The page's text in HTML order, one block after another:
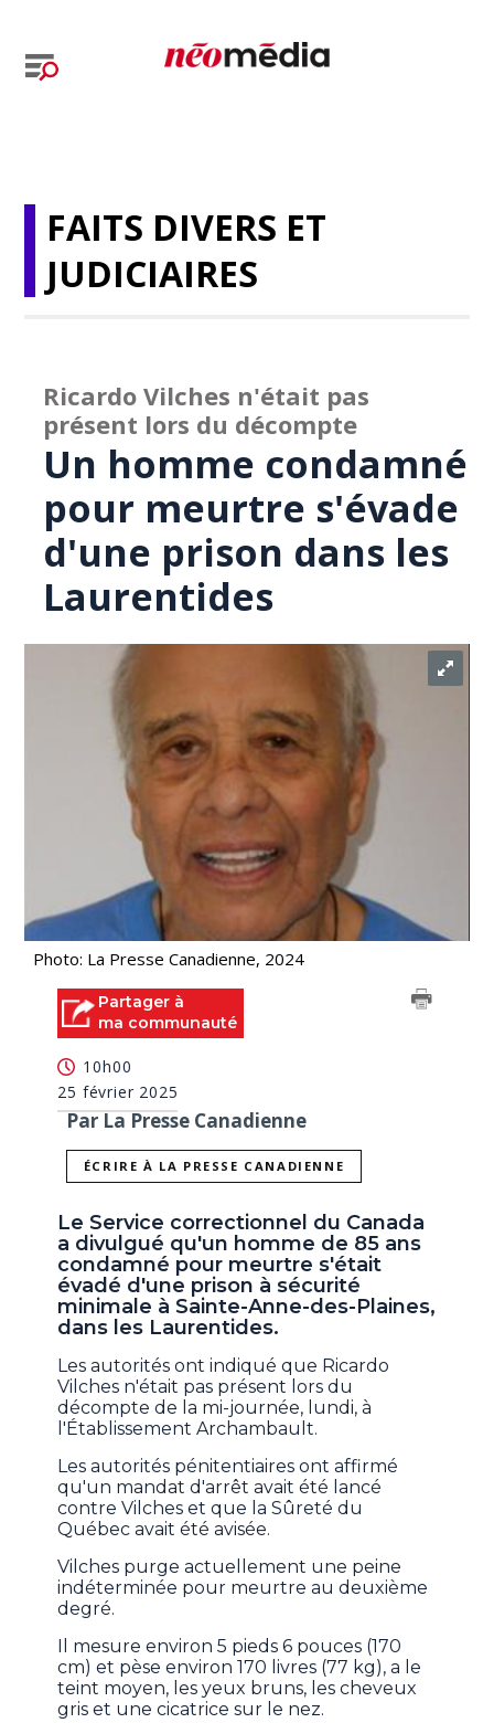
FAITS DIVERS ET
JUDICIAIRES
Ricardo Vilches n'était pas
présent lors du décompte
Un homme condamné
pour meurtre s'évade
d'une prison dans les
Laurentides
Photo: La Presse Canadienne, 2024
Partager à
ma communauté
10h00
25 février 2025
Par La Presse Canadienne
ÉCRIRE À LA PRESSE CANADIENNE
Le Service correctionnel du Canada
a divulgué qu'un homme de 85 ans
condamné pour meurtre s'était
évadé d'une prison à sécurité
minimale à Sainte-Anne-des-Plaines,
dans les Laurentides.
Les autorités ont indiqué que Ricardo
Vilches n'était pas présent lors du
décompte de la mi-journée, lundi, à
l'Établissement Archambault.
Les autorités pénitentiaires ont affirmé
qu'un mandat d'arrêt avait été lancé
contre Vilches et que la Sûreté du
Québec avait été avisée.
Vilches purge actuellement une peine
indéterminée pour meurtre au deuxième
degré.
Il mesure environ 5 pieds 6 pouces (170
cm) et pèse environ 170 livres (77 kg), a le
teint moyen, les yeux bruns, les cheveux
gris et une cicatrice sur le nez.